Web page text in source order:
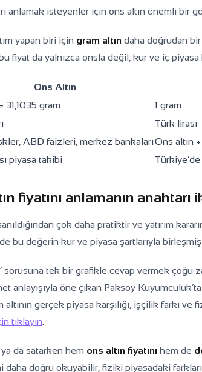
anlamak isteyenler için ons altın önemli bir
yapan biri için gram altın daha doğrudan
fiyat da yalnızca onsla değil, kur ve iç
Ons Altın
31,1035 gram
1 gram
Türk lirası
ABD faizleri, merkez bankalarıOns altın
piyasa takibi Türkiye’de
fiyatını anlamanın
sanıldığından çok daha pratiktir ve yatırım
bu değerin kur ve piyasa şartlarıyla birleşmiş
sorusuna tek bir grafikle cevap vermek çoğu
anlayışıyla öne çıkan Paksoy
gerçek piyasa karşılığı, işçilik farkı ve
tıklayın.
da satarken hem ons altın fiyatını hem de
daha doğru okuyabilir, fiziki piyasadaki